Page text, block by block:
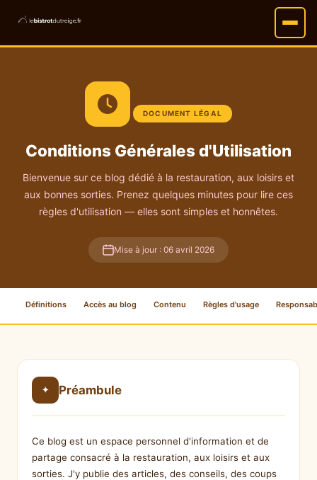
DOCUMENT LÉGAL
Conditions Générales d'Utilisation
Bienvenue sur ce blog dédié à la restauration, aux loisirs et
aux bonnes sorties. Prenez quelques minutes pour lire ces
règles d'utilisation — elles sont simples et honnêtes.
Mise à jour : 06 avril 2026
Définitions Accès au blog Contenu Règles d'usage
✦ Préambule
Ce blog est un espace personnel d'information et de
partage consacré à la restauration, aux loisirs et aux
sorties. J'y publie des articles, des conseils, des coups